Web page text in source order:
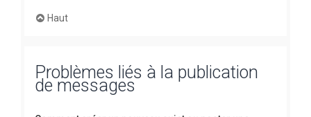
Haut
Problèmes liés à la publication
de messages